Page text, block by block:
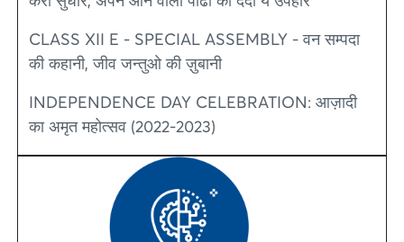
CLASS XII E - SPECIAL ASSEMBLY - वन सम्पदा
की कहानी, जीव जन्तुओ की ज़ुबानी
INDEPENDENCE DAY CELEBRATION: आज़ादी
का अमृत महोत्सव (2022-2023)